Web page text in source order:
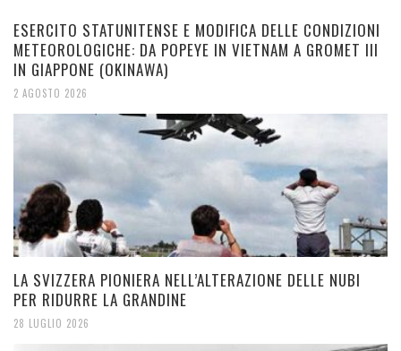
ESERCITO STATUNITENSE E MODIFICA DELLE CONDIZIONI
METEOROLOGICHE: DA POPEYE IN VIETNAM A GROMET III
IN GIAPPONE (OKINAWA)
2 AGOSTO 2026
LA SVIZZERA PIONIERA NELL’ALTERAZIONE DELLE NUBI
PER RIDURRE LA GRANDINE
28 LUGLIO 2026